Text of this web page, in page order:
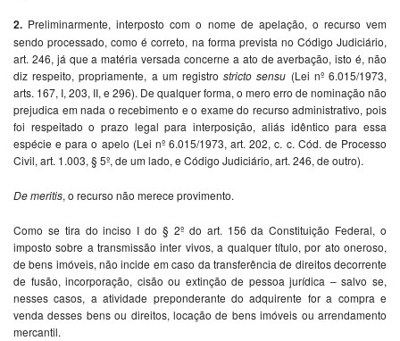
2. Preliminarmente, interposto com o nome de apelação, o recurso vem
sendo processado, como é correto, na forma prevista no Código Judiciário,
art. 246, já que a matéria versada concerne a ato de averbação, isto é, não
diz respeito, propriamente, a um registrostricto sensu (Lei nº 6.015/1973,
arts. 167, I, 203, II, e 296). De qualquer forma, o mero erro de nominação não
prejudica em nada o recebimento e o exame do recurso administrativo, pois
foi respeitado o prazo legal para interposição, aliás idêntico para essa
espécie e para o apelo (Lei nº 6.015/1973, art. 202, c. c. Cód. de Processo
Civil, art. 1.003, § 5º, de um lado, e Código Judiciário, art. 246, de outro).
De meritis, o recurso não merece provimento.
Como se tira do inciso I do § 2º do art. 156 da Constituição Federal, o
imposto sobre a transmissão inter vivos, a qualquer título, por ato oneroso,
de bens imóveis, não incide em caso da transferência de direitos decorrente
de fusão, incorporação, cisão ou extinção de pessoa jurídica – salvo se,
nesses casos, a atividade preponderante do adquirente for a compra e
venda desses bens ou direitos, locação de bens imóveis ou arrendamento
mercantil.